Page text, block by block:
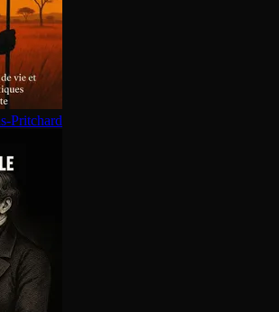
Pritchard